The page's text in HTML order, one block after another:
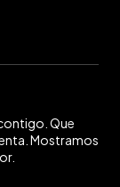
Que
Mostramos